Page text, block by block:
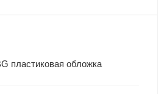
пластиковая обложка